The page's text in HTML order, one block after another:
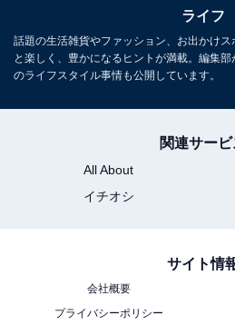
【付録】オリジナ
熱調理容器」が付い
のおいしいレシピ
調理容器つき』が発
ライフ
話題の生活雑貨やファッション、お出かけ
と楽しく、豊かになるヒントが満載。編集
のライフスタイル事情も公開しています。
関連サービ
All About
イチオシ
サイト情
会社概要
プライバシーポリシー